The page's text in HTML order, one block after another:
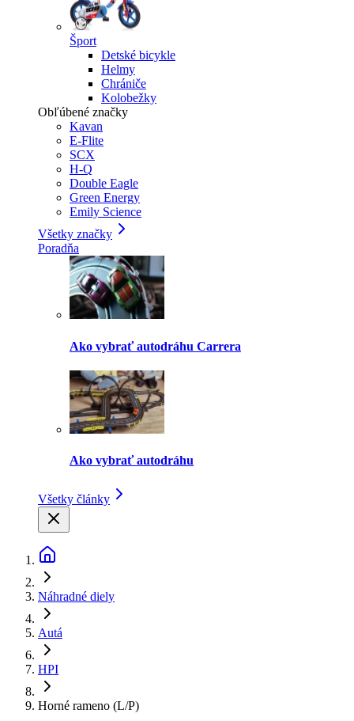
Šport
Detské bicykle
Helmy
Chrániče
Kolobežky
Obľúbené značky
Kavan
E-Flite
SCX
H-Q
Double Eagle
Green Energy
Emily Science
Všetky značky
Poradňa
Ako vybrať autodráhu Carrera
Ako vybrať autodráhu
Všetky články
Náhradné diely
Autá
HPI
Horné rameno (L/P)